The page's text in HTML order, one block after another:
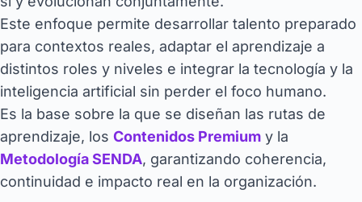
Este enfoque permite desarrollar talento preparado
para contextos reales, adaptar el aprendizaje a
distintos roles y niveles e integrar la tecnología y la
inteligencia artificial sin perder el foco humano.
Es la base sobre la que se diseñan las rutas de
aprendizaje, los Contenidos Premium y la
Metodología SENDA, garantizando coherencia,
continuidad e impacto real en la organización.